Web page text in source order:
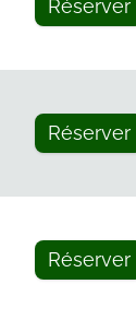
Réserver
Réserver
Réserver